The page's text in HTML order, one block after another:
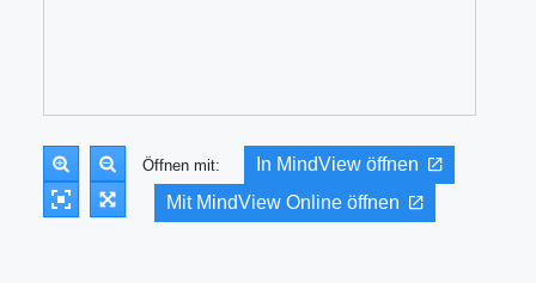
Öffnen mit:
In MindView öffnen
Mit MindView Online öffnen